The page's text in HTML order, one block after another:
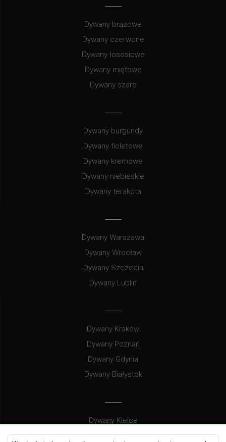
Dywany brązowe
Dywany czerwone
Dywany łososiowe
Dywany miętowe
Dywany szare
Dywany burgundy
Dywany fioletowe
Dywany kremowe
Dywany niebieskie
Dywany terakota
Dywany Warszawa
Dywany Wrocław
Dywany Szczecin
Dywany Lublin
Dywany Kraków
Dywany Poznań
Dywany Gdynia
Dywany Białystok
Dywany Kielce
Dywany Gdańsk